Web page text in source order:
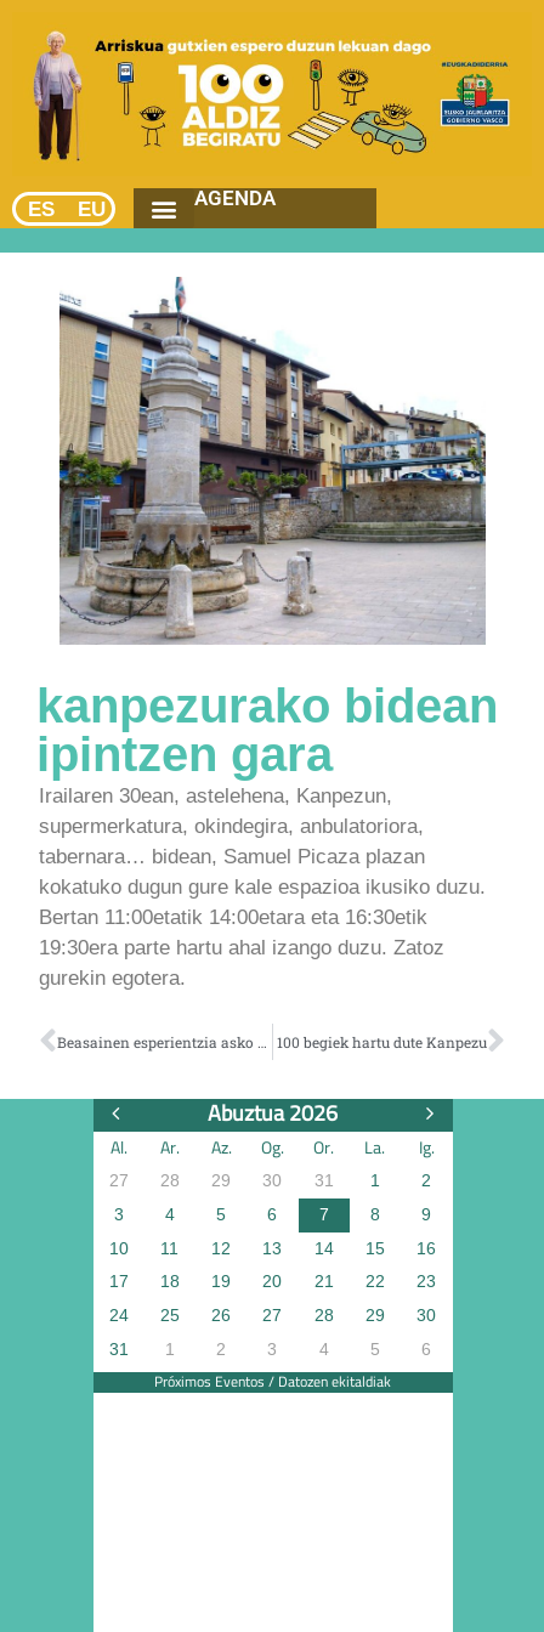
ES EU AGENDA
kanpezurako bidean
ipintzen gara
Irailaren 30ean, astelehena, Kanpezun,
supermerkatura, okindegira, anbulatoriora,
tabernara… bidean, Samuel Picaza plazan
kokatuko dugun gure kale espazioa ikusiko duzu.
Bertan 11:00etatik 14:00etara eta 16:30etik
19:30era parte hartu ahal izango duzu. Zatoz
gurekin egotera.
Beasainen esperientzia asko partekatu dira 100 begiek hartu dute Kanpezu
Abuztua 2026
Al. Ar. Az. Og. Or. La. Ig.
27 28 29 30 31 1
2
3
4 5 6 7 8
9
10
11 12 13 14 15
16
17
18 19 20 21 22
23
24
25 26 27 28 29
30
31
1 2 3 4 5 6
Próximos Eventos / Datozen ekitaldiak